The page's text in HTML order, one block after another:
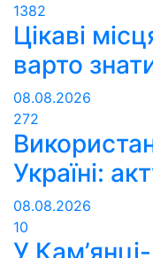
1382
Цікаві
варто
08.08.2026
272
Україні:
08.08.2026
10